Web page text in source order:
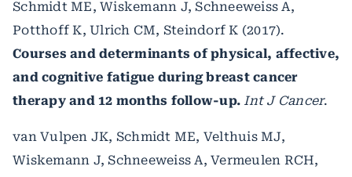
Schmidt ME, Wiskemann J, Schneeweiss A,
Potthoff K, Ulrich CM, Steindorf K (2017).
Courses and determinants of physical, affective,
and cognitive fatigue during breast cancer
therapy and 12 months follow-up. Int J Cancer.
van Vulpen JK, Schmidt ME, Velthuis MJ,
Wiskemann J, Schneeweiss A, Vermeulen RCH,